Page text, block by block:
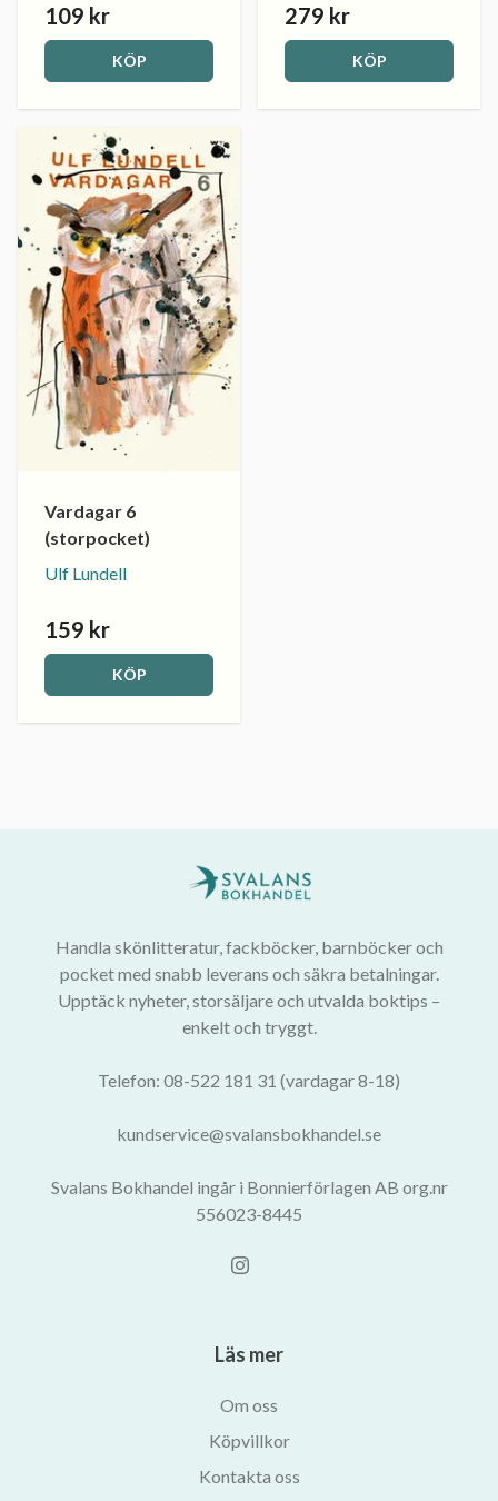
109 kr
KÖP
279 kr
KÖP
Vardagar 6
(storpocket)
Ulf Lundell
159 kr
KÖP
Handla skönlitteratur, fackböcker, barnböcker och
pocket med snabb leverans och säkra betalningar.
Upptäck nyheter, storsäljare och utvalda boktips –
enkelt och tryggt.
Telefon: 08-522 181 31 (vardagar 8-18)
kundservice@svalansbokhandel.se
Svalans Bokhandel ingår i Bonnierförlagen AB org.nr
556023-8445
Läs mer
Om oss
Köpvillkor
Kontakta oss